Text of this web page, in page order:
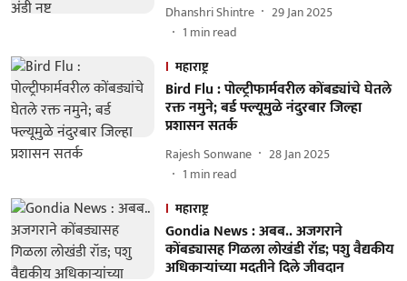
Dhanshri Shintre
29 Jan 2025
1 min read
महाराष्ट्र
Bird Flu : पोल्ट्रीफार्मवरील कोंबड्यांचे घेतले
रक्त नमुने; बर्ड फ्ल्यूमुळे नंदुरबार जिल्हा
प्रशासन सतर्क
Rajesh Sonwane
28 Jan 2025
1 min read
महाराष्ट्र
Gondia News : अबब.. अजगराने
कोंबड्यासह गिळला लोखंडी रॉड; पशु वैद्यकीय
अधिकाऱ्यांच्या मदतीने दिले जीवदान